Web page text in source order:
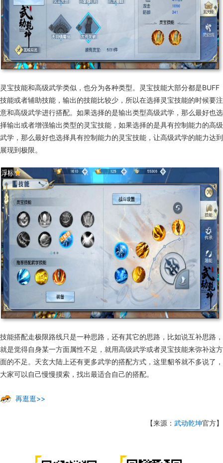
灵宝技能和高级武学类似，也分为各种类型。灵宝技能大部分都是BUFF
技能或者辅助技能，输出的技能比较少，所以在选择灵宝技能的时候要注
意和高级武学进行搭配。如果选择的是输出类型高级武学，那么最好也选
择输出或者增强输出类型的灵宝技能，如果选择的是具有控制能力的高级
武学，那么最好也选择具有控制能力的灵宝技能，让高级武学的能力达到
展现到极限。
技能搭配走极限路线只是一种思路，还有其它的思路，比如说互补思路，
就是觉得自身某一方面属性不足，就用高级武学或者灵宝技能来弥补这方
面的不足。天玄大陆上还有更多武学的搭配方式，这里貂爷就不多说了，
大家可以自己慢慢摸索，找出最适合自己的搭配。
再逛逛>>
【来源： 武动乾坤官方】